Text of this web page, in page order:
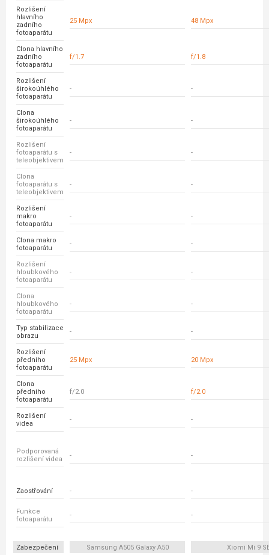
Rozlišení
hlavního
zadního
fotoaparátu
25 Mpx 48 Mpx
Clona hlavního
zadního
fotoaparátu
f/1.7 f/1.8
Rozlišení
širokoúhlého
fotoaparátu
- -
Clona
širokoúhlého
fotoaparátu
- -
Rozlišení
fotoaparátu s
teleobjektivem
- -
Clona
fotoaparátu s
teleobjektivem
- -
Rozlišení
makro
fotoaparátu
- -
Clona makro
fotoaparátu
- -
Rozlišení
hloubkového
fotoaparátu
- -
Clona
hloubkového
fotoaparátu
- -
Typ stabilizace
obrazu
- -
Rozlišení
předního
fotoaparátu
25 Mpx 20 Mpx
Clona
předního
fotoaparátu
f/2.0 f/2.0
Rozlišení
videa
- -
Podporovaná
rozlišení videa
- -
Zaostřování - -
Funkce
fotoaparátu
- -
Zabezpečení Samsung A505 Galaxy A50
Xiomi Mi 9